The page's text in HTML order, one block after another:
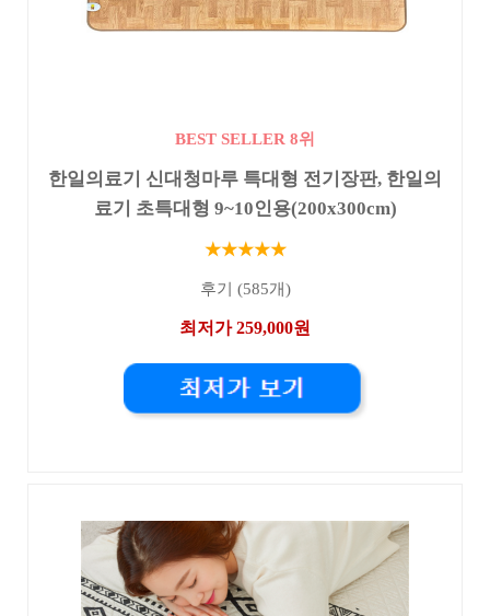
BEST SELLER 8위
한일의료기 신대청마루 특대형 전기장판, 한일의
료기 초특대형 9~10인용(200x300cm)
★★★★★
후기 (585개)
최저가 259,000원